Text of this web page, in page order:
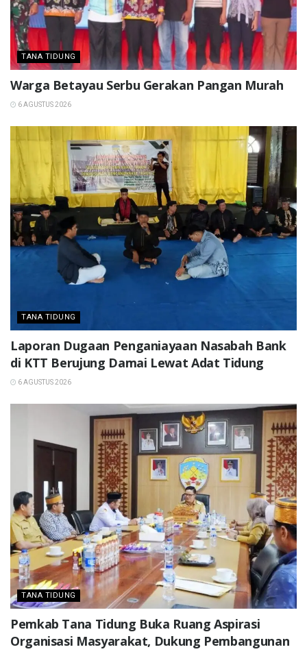
TANA TIDUNG
Warga Betayau Serbu Gerakan Pangan Murah
6 AGUSTUS 2026
TANA TIDUNG
Laporan Dugaan Penganiayaan Nasabah Bank
di KTT Berujung Damai Lewat Adat Tidung
6 AGUSTUS 2026
TANA TIDUNG
Pemkab Tana Tidung Buka Ruang Aspirasi
Organisasi Masyarakat, Dukung Pembangunan